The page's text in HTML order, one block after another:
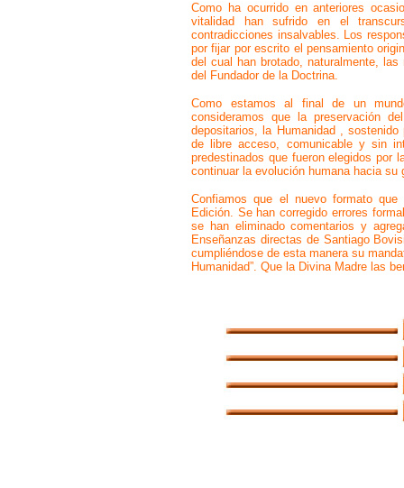
Como ha ocurrido en anteriores
vitalidad han sufrido en el
contradicciones insalvables. Los
por fijar por escrito el pensamiento
del cual han brotado, naturalmente,
del Fundador de la Doctrina.
Como estamos al final de un
consideramos que la preservación
depositarios, la Humanidad ,
de libre acceso, comunicable y sin
predestinados que fueron elegidos por
continuar la evolución humana hacia su
Confiamos que el nuevo formato
Edición. Se han corregido errores
se han eliminado comentarios y
Enseñanzas directas de Santiago
cumpliéndose de esta manera su
Humanidad”. Que la Divina Madre las